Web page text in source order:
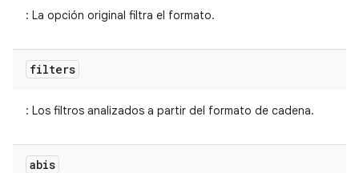
: La opción original filtra el formato.
filters
: Los filtros analizados a partir del formato de cadena.
abis